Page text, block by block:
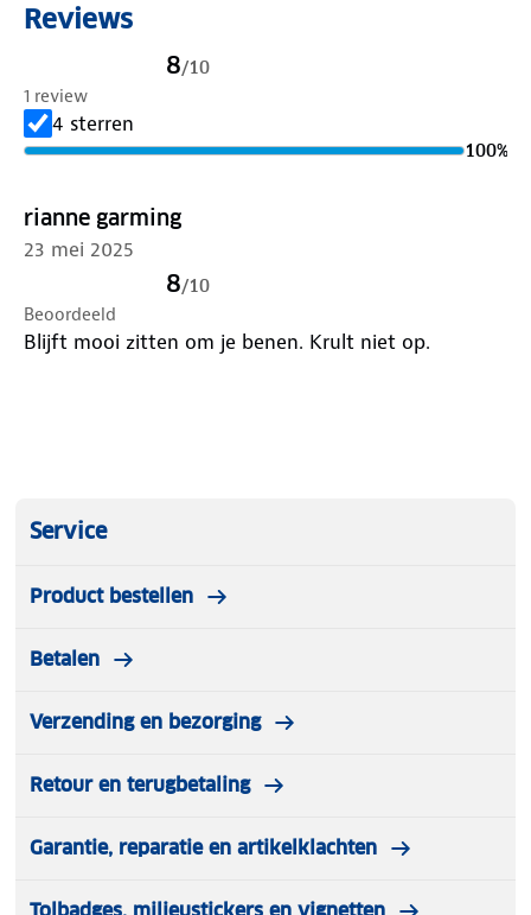
Reviews
8/10
1 review
4 sterren
100%
rianne garming
23 mei 2025
8/10
Beoordeeld
Blijft mooi zitten om je benen. Krult niet op.
Service
Product bestellen
Betalen
Verzending en bezorging
Retour en terugbetaling
Garantie, reparatie en artikelklachten